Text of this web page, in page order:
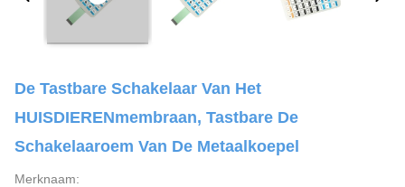
De Tastbare Schakelaar Van Het
HUISDIERENmembraan, Tastbare De
Schakelaaroem Van De Metaalkoepel
Merknaam: